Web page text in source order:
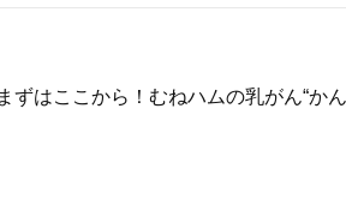
はここから！むねハムの乳がん“か